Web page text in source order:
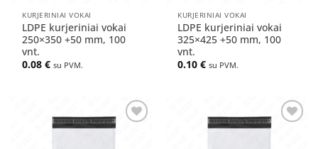
KURJERINIAI VOKAI
LDPE kurjeriniai vokai
250×350 +50 mm, 100
vnt.
0.08€ su PVM.
KURJERINIAI VOKAI
LDPE kurjeriniai vokai
325×425 +50 mm, 100
vnt.
0.10€ su PVM.